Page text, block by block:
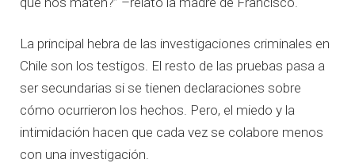
La principal hebra de las investigaciones criminales en
Chile son los testigos. El resto de las pruebas pasa a
ser secundarias si se tienen declaraciones sobre
cómo ocurrieron los hechos. Pero, el miedo y la
intimidación hacen que cada vez se colabore menos
con una investigación.